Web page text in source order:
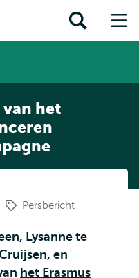
inhoud
Direct naar
subnavigatieToon
zoekveld
het
Persbericht
Lysanne te
en
het Erasmus